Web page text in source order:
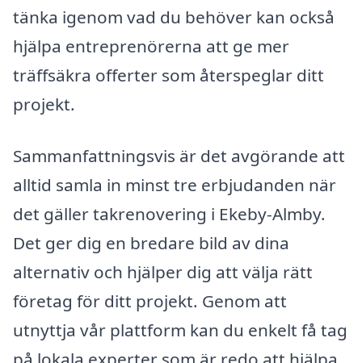
tänka igenom vad du behöver kan också
hjälpa entreprenörerna att ge mer
träffsäkra offerter som återspeglar ditt
projekt.
Sammanfattningsvis är det avgörande att
alltid samla in minst tre erbjudanden när
det gäller takrenovering i Ekeby-Almby.
Det ger dig en bredare bild av dina
alternativ och hjälper dig att välja rätt
företag för ditt projekt. Genom att
utnyttja vår plattform kan du enkelt få tag